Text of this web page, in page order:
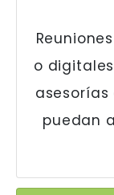
o
asesorías
puedan